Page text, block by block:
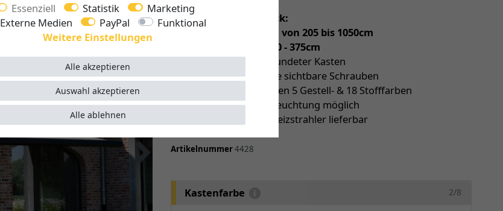
Vorteile auf einen Blick:
Breite individuell von 205 bis 1050cm
Ausfall (Tiefe) 150 - 375cm
kompakter abgerundeter Kasten
Seitenplatten ohne sichtbare Schrauben
Wählen Sie zwischen 5 Gestell- & 18 Stofffarben
optionale LED-Beleuchtung möglich
Auf Wunsch mit Heizstrahler lieferbar
Artikelnummer4428
Kastenfarbe 2/8
Essenziell
Statistik
Marketing
Externe Medien
PayPal
Funktional
Weitere Einstellungen
Alle akzeptieren
Alle ablehnen
Auswahl akzeptieren